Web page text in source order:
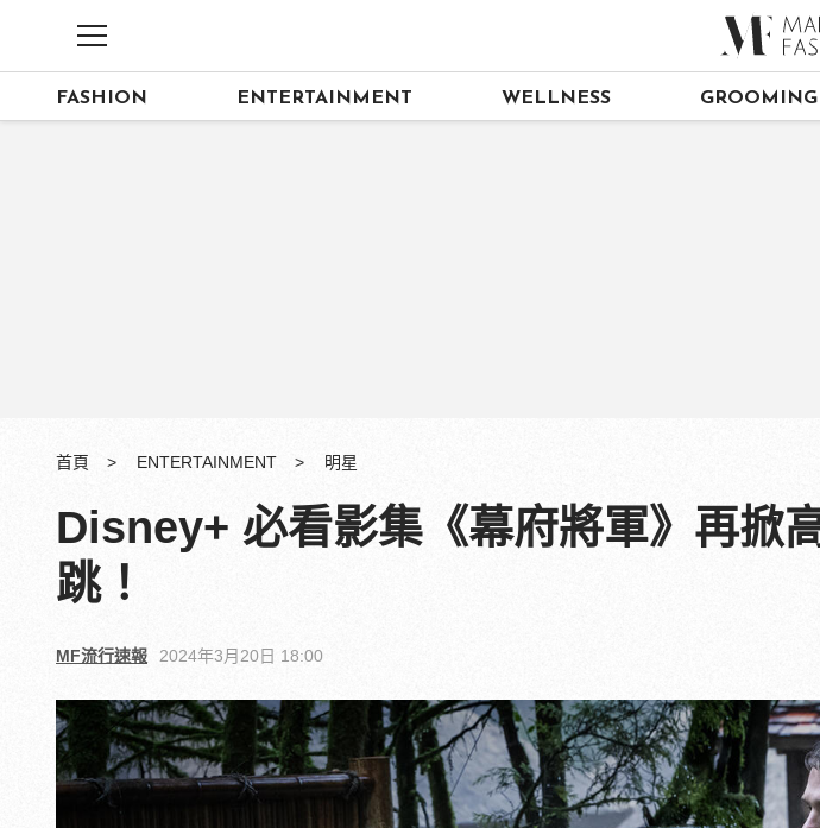
FASHION ENTERTAINMENT WELLNESS GROOMING
首頁 ENTERTAINMENT 明星
Disney+ 必看影集《幕府將軍》再掀
跳！
MF流行速報 2024年3月20日 18:00